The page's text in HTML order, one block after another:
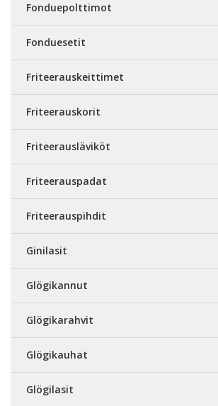
Fonduepolttimot
Fonduesetit
Friteerauskeittimet
Friteerauskorit
Friteerausläviköt
Friteerauspadat
Friteerauspihdit
Ginilasit
Glögikannut
Glögikarahvit
Glögikauhat
Glögilasit